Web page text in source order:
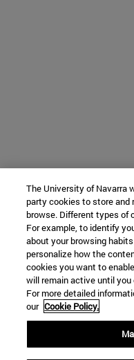
The University of Navarra
party cookies to store and
browse. Different types of
For example, to identify
about your browsing
personalize how the
cookies you want to
will remain active until
For more detailed
our Cookie Policy.